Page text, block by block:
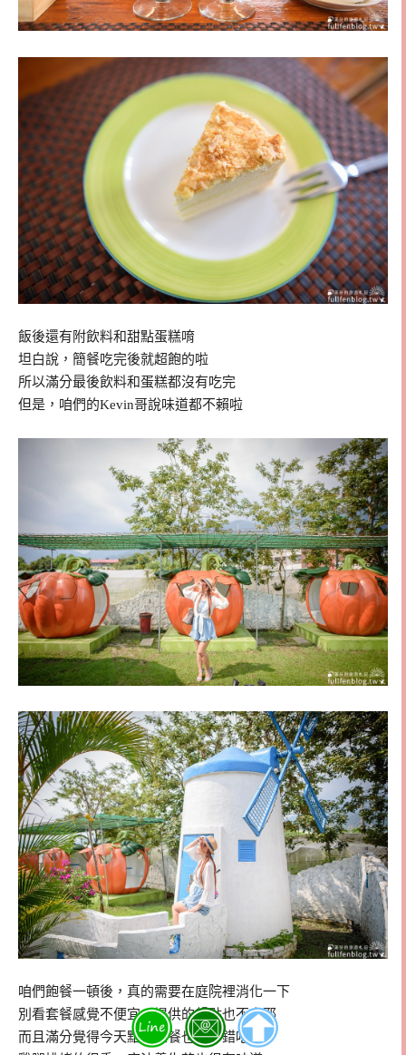
飯後還有附飲料和甜點蛋糕唷
坦白說，簡餐吃完後就超飽的啦
所以滿分最後飲料和蛋糕都沒有吃完
但是，咱們的Kevin哥說味道都不賴啦
咱們飽餐一頓後，真的需要在庭院裡消化一下
別看套餐感覺不便宜，提供的餐點也不少耶
而且滿分覺得今天點的主餐也都不錯吃